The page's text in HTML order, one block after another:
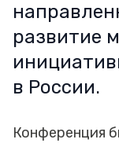
развитие
в России.
Конференция